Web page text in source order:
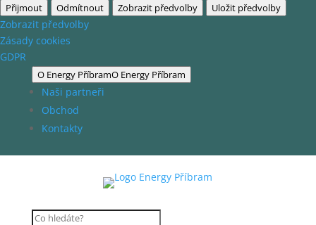
Přijmout Odmítnout Zobrazit předvolby Uložit předvolby
Zobrazit předvolby
Zásady cookies
GDPR
O Energy PříbramO Energy Příbram
Naši partneři
Obchod
Kontakty
Products